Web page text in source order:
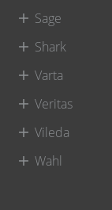
Sage
Shark
Varta
Veritas
Vileda
Wahl